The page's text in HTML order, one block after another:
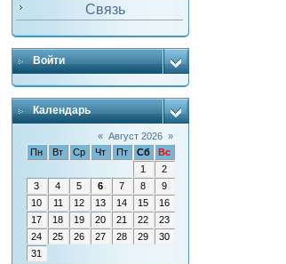
Связь
Войти
Календарь
« Август 2026 »
Пн
Вт Ср Чт Пт Сб
Вс
1
2
3
4 5 6 7 8
9
10
11 12 13 14 15
16
17
18 19 20 21 22
23
24
25 26 27 28 29
30
31